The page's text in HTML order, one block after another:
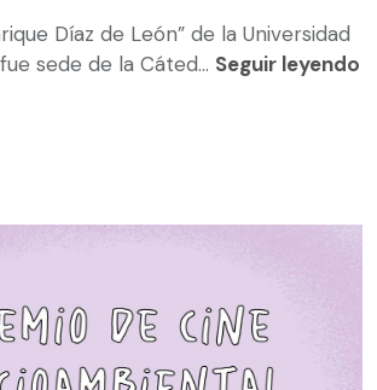
Díaz de León” de la Universidad
sede de la Cáted... Seguir leyendo